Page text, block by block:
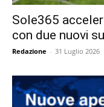
Sole365
con due nuovi
Redazione - 31 Luglio 2026